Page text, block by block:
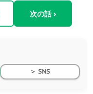
次の話 ›
＞ SNS